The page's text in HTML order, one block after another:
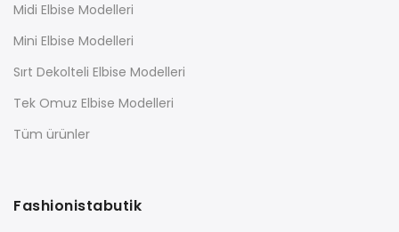
Midi Elbise Modelleri
Mini Elbise Modelleri
Sırt Dekolteli Elbise Modelleri
Tek Omuz Elbise Modelleri
Tüm ürünler
Fashionistabutik